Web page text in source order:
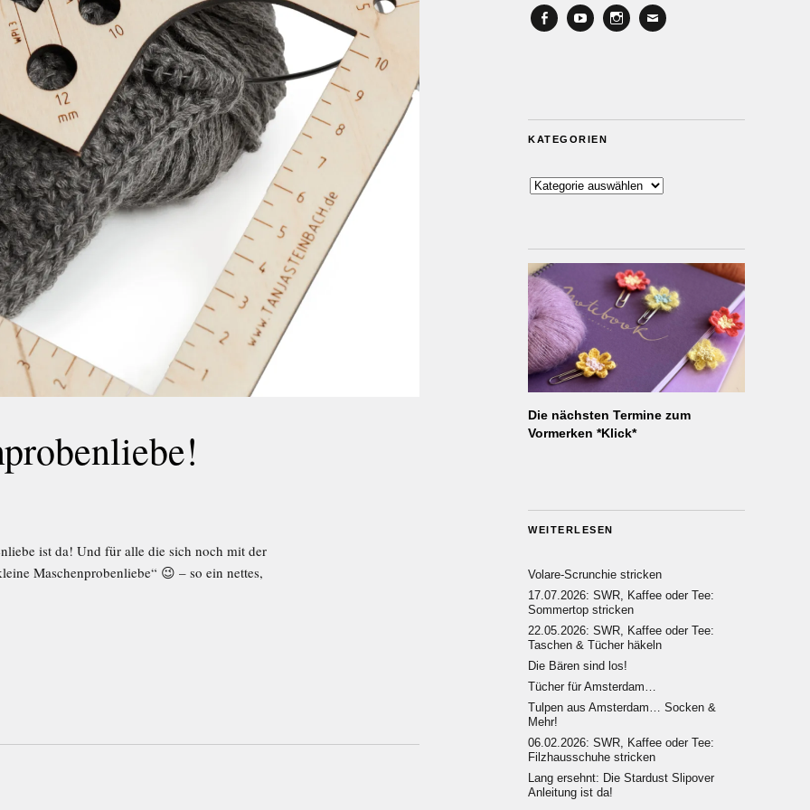
ist da! Und für alle die sich noch mit der
Maschenprobenliebe“ 😉 – so ein nettes,
KATEGORIEN
Kategorien
Die nächsten Termine zum
Vormerken *Klick*
WEITERLESEN
Volare-Scrunchie stricken
17.07.2026: SWR, Kaffee oder Tee:
Sommertop stricken
22.05.2026: SWR, Kaffee oder Tee:
Taschen & Tücher häkeln
Die Bären sind los!
Tücher für Amsterdam…
Tulpen aus Amsterdam… Socken &
Mehr!
06.02.2026: SWR, Kaffee oder Tee:
Filzhausschuhe stricken
Lang ersehnt: Die Stardust Slipover
Anleitung ist da!